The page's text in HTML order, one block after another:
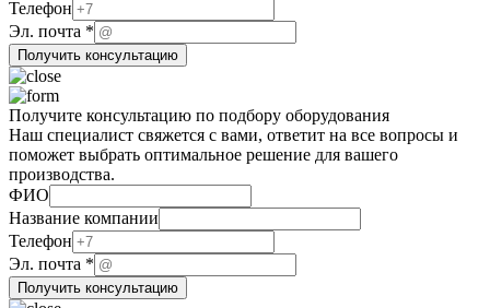
почта
Телефон
Телефон
Эл. почта *
Получить консультацию
Получите консультацию по подбору оборудования
Наш специалист свяжется с вами, ответит на все вопросы и
поможет выбрать оптимальное решение для вашего
производства.
ФИО
Название компании
Телефон
почта
Название
ФИО
Эл. почта *
Получить консультацию